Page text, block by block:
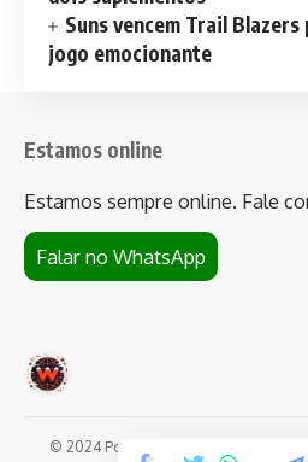
Suns vencem Trail Blazers
jogo emocionante
Estamos online
Estamos sempre online. Fale
Falar no WhatsApp
© 2024 Portal de notícias Web Flush.